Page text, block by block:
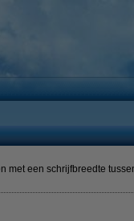
met een schrijfbreedte